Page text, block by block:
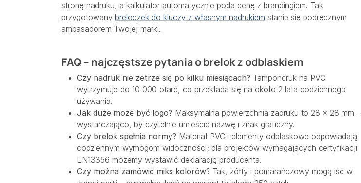
stronę nadruku, a kalkulator automatycznie poda cenę z brandingiem. Tak
przygotowany breloczek do kluczy z własnym nadrukiem stanie się podręcznym
ambasadorem Twojej marki.
FAQ – najczęstsze pytania o brelok z odblaskiem
Czy nadruk nie zetrze się po kilku miesiącach? Tampondruk na PVC
wytrzymuje do 10 000 otarć, co przekłada się na około 2 lata codziennego
używania.
Jak duże może być logo? Maksymalna powierzchnia zadruku to 28 × 28 mm –
wystarczająco, by czytelnie umieścić nazwę i znak graficzny.
Czy brelok spełnia normy? Materiał PVC i elementy odblaskowe odpowiadają
codziennym wymogom widoczności; dla projektów wymagających certyfikacji
EN13356 możemy wystawić deklarację producenta.
Czy można zamówić miks kolorów? Tak, żółty i pomarańczowy mogą iść w